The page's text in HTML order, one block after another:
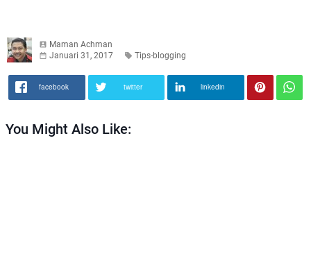
Maman Achman
Januari 31, 2017
Tips-blogging
facebook twitter linkedin
You Might Also Like: